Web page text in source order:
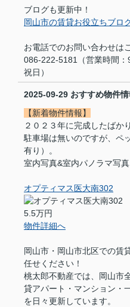
ブログも更新中！
岡山市の賃貸お役立ちブロ
お電話でのお問い合わせは
086-222-5181（営業時間：
祝日）
2025-09-29 おすすめ物件情
【新着物件情報】
２０２３年に完成したばか
駐車場は無いのですが、ペ
有り）。
室内写真&室内パノラマ写真
オプティマス医大南302
5.5万円
物件詳細へ
岡山市・岡山市北区での賃
任せください！
桃太郎不動産では、岡山市
貸アパート・マンション・
を日々更新しています。